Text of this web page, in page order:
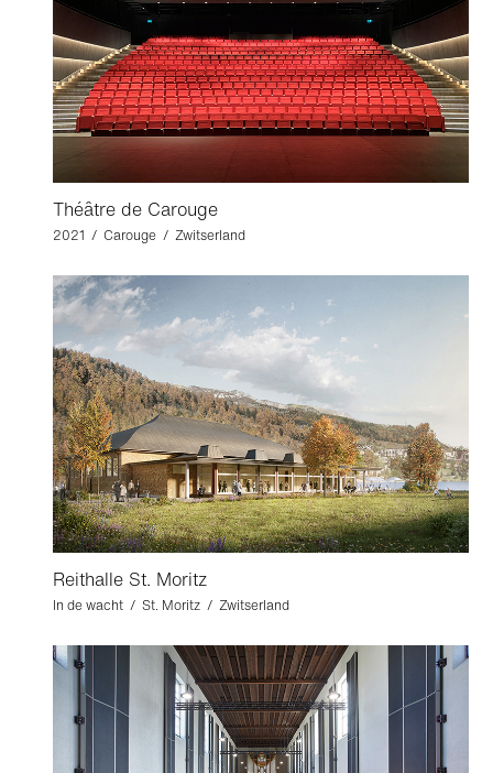
Théâtre de Carouge
2021 / Carouge / Zwitserland
Reithalle St. Moritz
In de wacht / St. Moritz / Zwitserland